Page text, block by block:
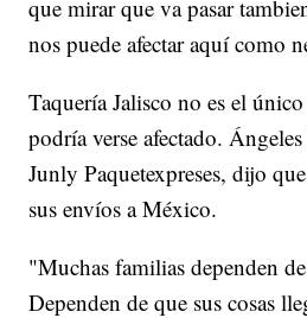
que mirar que va pasar
nos puede afectar aquí como
Taquería Jalisco no es el
podría verse afectado.
Junly Paquetexpreses, dijo
sus envíos a México.
"Muchas familias dependen
Dependen de que sus cosas